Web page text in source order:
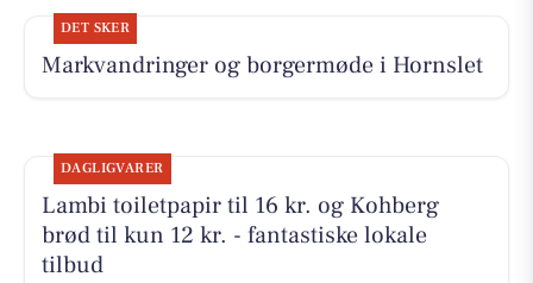
DET SKER
Markvandringer og borgermøde i Hornslet
DAGLIGVARER
Lambi toiletpapir til 16 kr. og Kohberg
brød til kun 12 kr. - fantastiske lokale
tilbud